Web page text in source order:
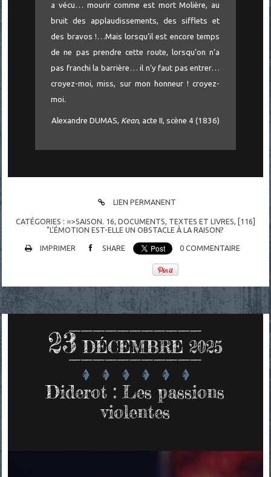
a vécu… mourir comme est mort Molière, au
bruit des applaudissements, des sifflets et
des bravos !…Mais lorsqu’il est encore temps
de ne pas prendre cette route, lorsqu’on n’a
pas franchi la barrière… il n’y faut pas entrer…
croyez-moi, miss, sur mon honneur ! croyez-
moi.
Alexandre DUMAS, Kean, acte II, scène 4 (1836)
LIEN PERMANENT
CATÉGORIES : =>SAISON. 16, DOCUMENTS, TEXTES ET LIVRES,
[116]
"L'ÉMOTION EST-ELLE UN OBSTACLE À LA RAISON?
IMPRIMER SHARE 0 COMMENTAIRE
23 DÉCEMBRE 2025
Diderot : Les passions
violentes